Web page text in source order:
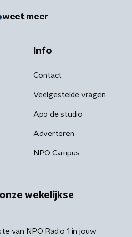
weet meer
Info
Contact
Veelgestelde vragen
App de studio
Adverteren
NPO Campus
wekelijkse
van NPO Radio 1 in jouw